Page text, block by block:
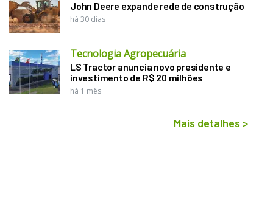
John Deere expande rede de construção
há 30 dias
Tecnologia Agropecuária
LS Tractor anuncia novo presidente e
investimento de R$ 20 milhões
há 1 mês
Mais detalhes >